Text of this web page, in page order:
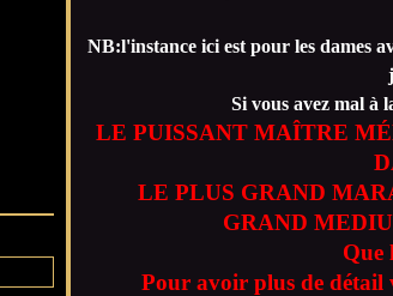
NB:l'instance ici est pour les dames
Si vous avez mal à
LE PUISSANT MAÎTRE
LE PLUS GRAND
GRAND
Que
Pour avoir plus de détail